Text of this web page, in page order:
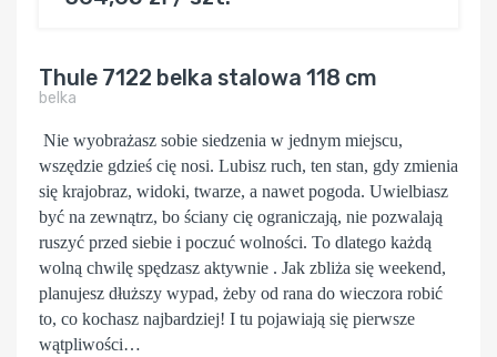
Thule 7122 belka stalowa 118 cm
belka
Nie wyobrażasz sobie siedzenia w jednym miejscu,
wszędzie gdzieś cię nosi. Lubisz ruch, ten stan, gdy zmienia
się krajobraz, widoki, twarze, a nawet pogoda. Uwielbiasz
być na zewnątrz, bo ściany cię ograniczają, nie pozwalają
ruszyć przed siebie i poczuć wolności. To dlatego każdą
wolną chwilę spędzasz aktywnie . Jak zbliża się weekend,
planujesz dłuższy wypad, żeby od rana do wieczora robić
to, co kochasz najbardziej! I tu pojawiają się pierwsze
wątpliwości…